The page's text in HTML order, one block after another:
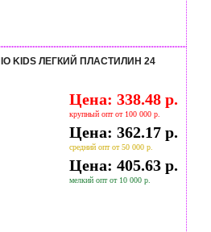
KIDS ЛЕГКИЙ ПЛАСТИЛИН 24
Цена: 338.48 р.
крупный опт от 100 000 р.
Цена: 362.17 р.
средний опт от 50 000 р.
Цена: 405.63 р.
мелкий опт от 10 000 р.